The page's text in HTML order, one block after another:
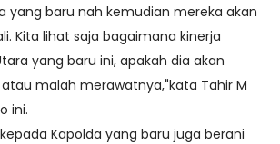
yang baru nah kemudian mereka akan
Kita lihat saja bagaimana kinerja
yang baru ini, apakah dia akan
malah merawatnya,"kata Tahir M
ini.
Kapolda yang baru juga berani